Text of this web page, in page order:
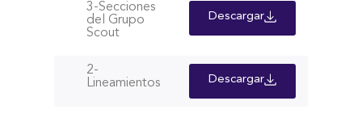
3-Secciones
del Grupo
Scout
Descargar
2-
Lineamientos
Descargar